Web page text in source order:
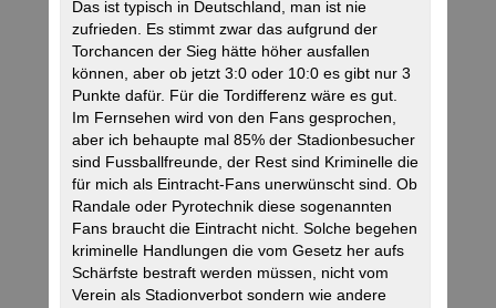
Das ist typisch in Deutschland, man ist nie
zufrieden. Es stimmt zwar das aufgrund der
Torchancen der Sieg hätte höher ausfallen
können, aber ob jetzt 3:0 oder 10:0 es gibt nur 3
Punkte dafür. Für die Tordifferenz wäre es gut.
Im Fernsehen wird von den Fans gesprochen,
aber ich behaupte mal 85% der Stadionbesucher
sind Fussballfreunde, der Rest sind Kriminelle die
für mich als Eintracht-Fans unerwünscht sind. Ob
Randale oder Pyrotechnik diese sogenannten
Fans braucht die Eintracht nicht. Solche begehen
kriminelle Handlungen die vom Gesetz her aufs
Schärfste bestraft werden müssen, nicht vom
Verein als Stadionverbot sondern wie andere